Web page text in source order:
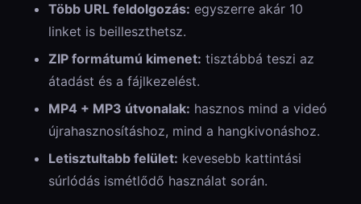
Több URL feldolgozás: egyszerre akár 10
linket is beilleszthetsz.
ZIP formátumú kimenet: tisztábbá teszi az
átadást és a fájlkezelést.
MP4 + MP3 útvonalak: hasznos mind a videó
újrahasznosításhoz, mind a hangkivonáshoz.
Letisztultabb felület: kevesebb kattintási
súrlódás ismétlődő használat során.